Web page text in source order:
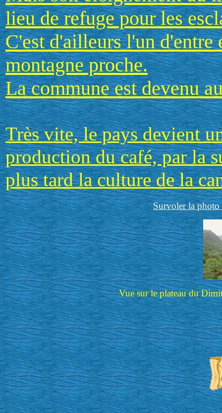
lieu de refuge pour les
C'est d'ailleurs l'un
montagne proche.
La commune est devenu
Très vite, le pays devient
production du café, par la
plus tard la culture de la
Survoler la photo
Vue sur le plateau du